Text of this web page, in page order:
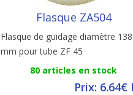
Flasque ZA504
Flasque de guidage diamètre 138
mm pour tube ZF 45
80 articles en stock
Prix: 6.64€